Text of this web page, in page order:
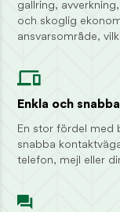
gallring,
och skoglig
ansvarsområde,
Enkla och
En stor fördel med
snabba
telefon, mejl eller